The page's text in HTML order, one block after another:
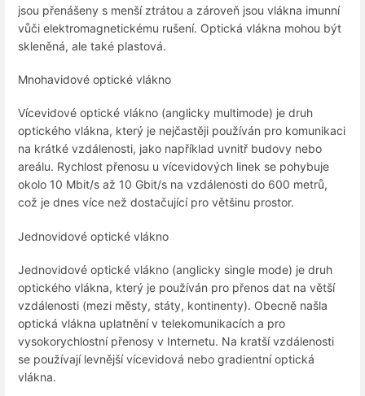
jsou přenášeny s menší ztrátou a zároveň jsou vlákna imunní
vůči elektromagnetickému rušení. Optická vlákna mohou být
skleněná, ale také plastová.
Mnohavidové optické vlákno
Vícevidové optické vlákno (anglicky multimode) je druh
optického vlákna, který je nejčastěji používán pro komunikaci
na krátké vzdálenosti, jako například uvnitř budovy nebo
areálu. Rychlost přenosu u vícevidových linek se pohybuje
okolo 10 Mbit/s až 10 Gbit/s na vzdálenosti do 600 metrů,
což je dnes více než dostačující pro většinu prostor.
Jednovidové optické vlákno
Jednovidové optické vlákno (anglicky single mode) je druh
optického vlákna, který je používán pro přenos dat na větší
vzdálenosti (mezi městy, státy, kontinenty). Obecně našla
optická vlákna uplatnění v telekomunikacích a pro
vysokorychlostní přenosy v Internetu. Na kratší vzdálenosti
se používají levnější vícevidová nebo gradientní optická
vlákna.